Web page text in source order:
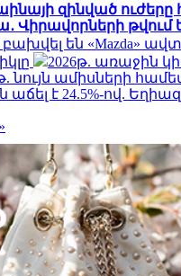
զինված ուժերը
Վիրավորների
են «Mazda»
2026թ. առաջին
նույն ամիսների
աճել է 24.5%-ով.